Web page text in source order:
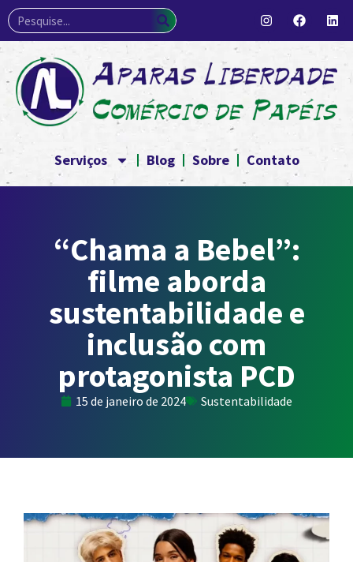
Serviços Blog Sobre Contato
“Chama a Bebel”:
filme aborda
sustentabilidade e
inclusão com
protagonista PCD
15 de janeiro de 2024 Sustentabilidade